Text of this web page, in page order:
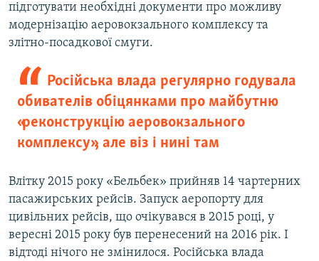
підготувати необхідні документи про можливу
модернізацію аеровокзального комплексу та
злітно-посадкової смуги.
Російська влада регулярно годувала
обивателів обіцянками про майбутню
«реконструкцію аеровокзального
комплексу», але віз і нині там
Влітку 2015 року «Бельбек» прийняв 14 чартерних
пасажирських рейсів. Запуск аеропорту для
цивільних рейсів, що очікувався в 2015 році, у
вересні 2015 року був перенесений на 2016 рік. І
відтоді нічого не змінилося. Російська влада